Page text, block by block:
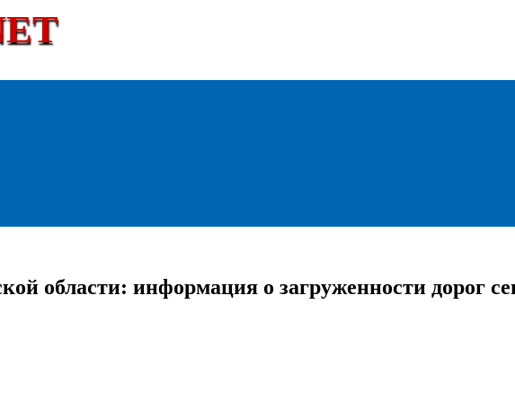
области: информация о загруженности дорог